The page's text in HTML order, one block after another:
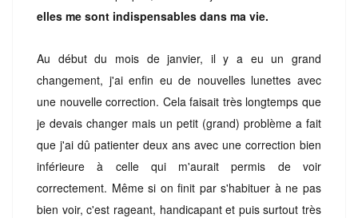
elles me sont indispensables dans ma vie.
Au début du mois de janvier, il y a eu un grand
changement, j'ai enfin eu de nouvelles lunettes avec
une nouvelle correction. Cela faisait très longtemps que
je devais changer mais un petit (grand) problème a fait
que j'ai dû patienter deux ans avec une correction bien
inférieure à celle qui m'aurait permis de voir
correctement. Même si on finit par s'habituer à ne pas
bien voir, c'est rageant, handicapant et puis surtout très